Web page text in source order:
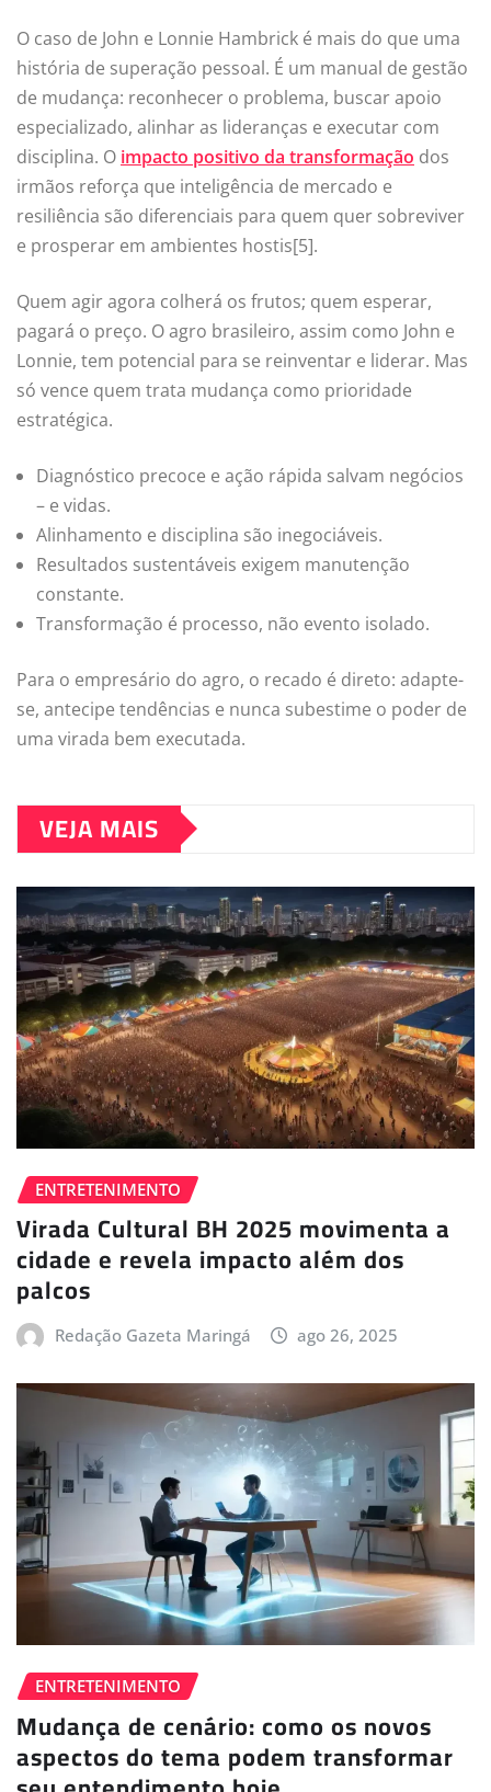
O caso de John e Lonnie Hambrick é mais do que uma
história de superação pessoal. É um manual de gestão
de mudança: reconhecer o problema, buscar apoio
especializado, alinhar as lideranças e executar com
disciplina. O impacto positivo da transformação dos
irmãos reforça que inteligência de mercado e
resiliência são diferenciais para quem quer sobreviver
e prosperar em ambientes hostis[5].
Quem agir agora colherá os frutos; quem esperar,
pagará o preço. O agro brasileiro, assim como John e
Lonnie, tem potencial para se reinventar e liderar. Mas
só vence quem trata mudança como prioridade
estratégica.
Diagnóstico precoce e ação rápida salvam negócios
– e vidas.
Alinhamento e disciplina são inegociáveis.
Resultados sustentáveis exigem manutenção
constante.
Transformação é processo, não evento isolado.
Para o empresário do agro, o recado é direto: adapte-
se, antecipe tendências e nunca subestime o poder de
uma virada bem executada.
VEJA MAIS
ENTRETENIMENTO
Virada Cultural BH 2025 movimenta a
cidade e revela impacto além dos
palcos
Redação Gazeta Maringá ago 26, 2025
ENTRETENIMENTO
Mudança de cenário: como os novos
aspectos do tema podem transformar